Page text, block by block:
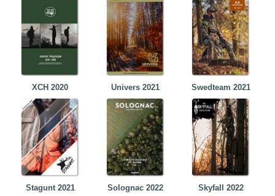
ХСН 2020 Univers 2021 Swedteam 2021
Stagunt 2021 Solognac 2022 Skyfall 2022